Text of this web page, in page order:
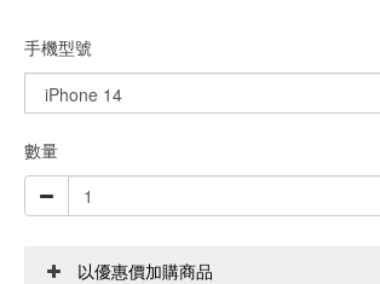
手機型號
數量
以優惠價加購商品